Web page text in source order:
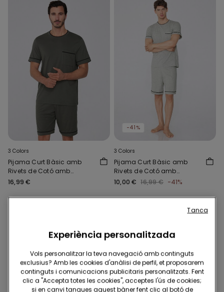
3 Colors
Pijama Curt Bàsic amb
Rivets de Cotó amb
Butxaques
16,99 €
-41%
3 Colors
Pijama Curt Bàsic amb
Rivets de Cotó amb
Butxaques
10,00 € 16,99 € -41%
Experiència personalitzada
Vols personalitzar la teva navegació amb continguts
exclusius? Amb les cookies d'anàlisi de perfil, et proposarem
continguts i comunicacions publicitaris personalitzats. Fent
clic a "Accepta totes les cookies", acceptes l'ús de cookies;
si en canvi tanques aquest bàner fent clic al botó de
Tanca